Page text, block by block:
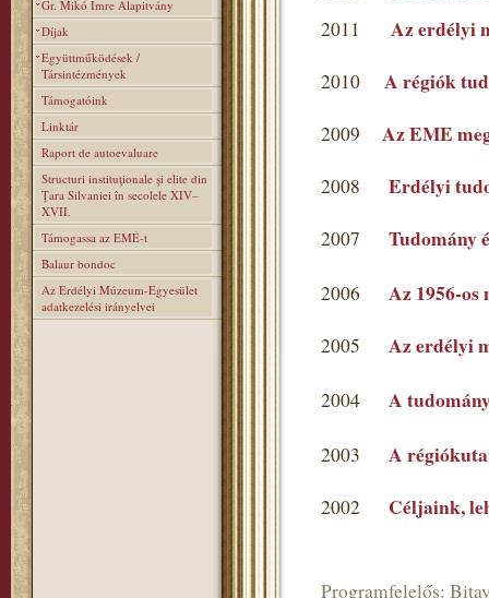
Gr. Mikó Imre Alapitvány
Díjak
Együttműködések /
Társintézmények
Támogatóink
Linktár
Raport de autoevaluare
Structuri instituţionale şi elite din
Ţara Silvaniei în secolele XIV–
XVII.
Támogassa az EMÉ-t
Balaur bondoc
Az Erdélyi Múzeum-Egyesület
adatkezelési irányelvei
2011 Az erdélyi
2010 A régiók
2009 Az EME
2008 Erdélyi
2007 Tudomány
2006 Az 1956-
2005 Az erdélyi
2004 A
2003 A
2002 Céljaink,
Programfelelős: